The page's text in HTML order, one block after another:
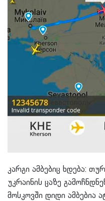
კარგი ამბებიც ხდება:
უკრაინის ცაზე
მოსკოვში დიდი ამბებია